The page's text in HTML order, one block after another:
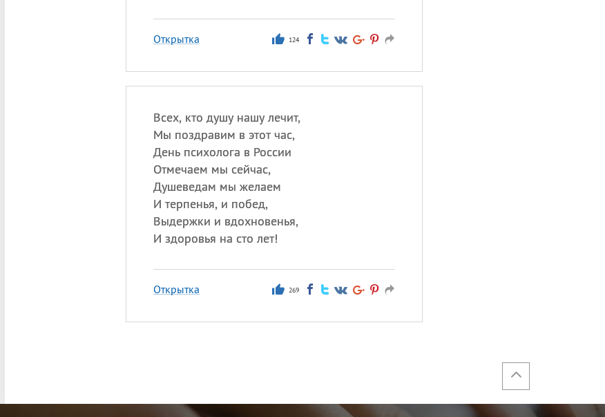
Открытка 124
Всех, кто душу нашу лечит,
Мы поздравим в этот час,
День психолога в России
Отмечаем мы сейчас,
Душеведам мы желаем
И терпенья, и побед,
Выдержки и вдохновенья,
И здоровья на сто лет!
Открытка 269